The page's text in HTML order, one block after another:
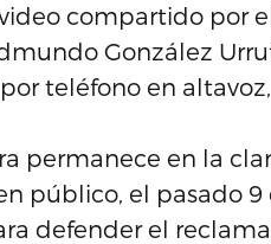
compartido por
González
teléfono en
permanece en la
público, el pasado
defender el